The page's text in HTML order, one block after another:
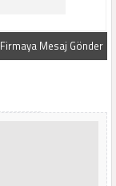
Firmaya Mesaj Gönder